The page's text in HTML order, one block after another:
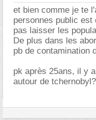
et bien comme je te
personnes public est
pas laisser les
De plus dans les
pb de contamination
pk après 25ans, il y
autour de tchernobyl?